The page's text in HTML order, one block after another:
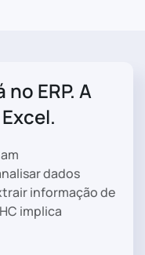
ERP. A
dados
informação de
implica